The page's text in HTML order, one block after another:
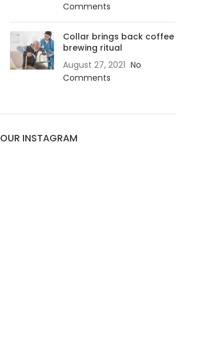
Comments
Collar brings back coffee
brewing ritual
August 27, 2021 No
Comments
OUR INSTAGRAM